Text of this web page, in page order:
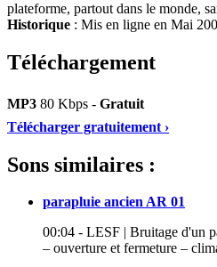
plateforme, partout dans le monde,
Historique : Mis en ligne en Mai
Téléchargement
MP3 80 Kbps - Gratuit
Télécharger gratuitement ›
Sons similaires :
parapluie ancien AR 01
00:04 - LESF | Bruitage d'un
– ouverture et fermeture –